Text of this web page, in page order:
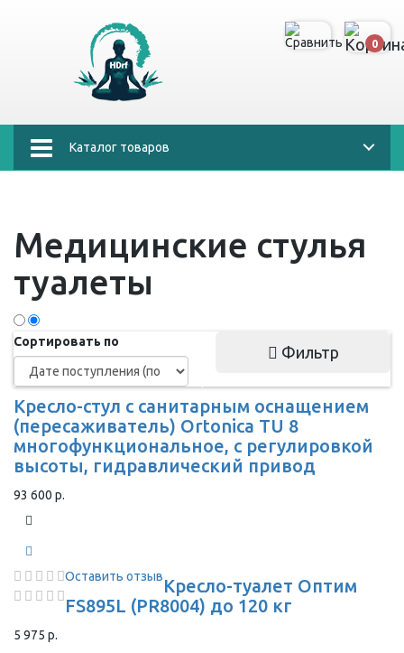
0
Каталог товаров
Медицинские стулья
туалеты
Сортировать по
Фильтр
Кресло-стул с санитарным оснащением
(пересаживатель) Ortonica TU 8
многофункциональное, с регулировкой
высоты, гидравлический привод
93 600 р.
Оставить отзывКресло-туалет Оптим
FS895L (PR8004) до 120 кг
5 975 р.